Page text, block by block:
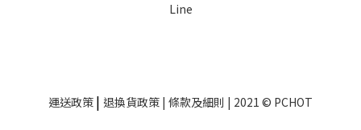
Line
運送政策 | 退換貨政策 | 條款及細則 | 2021 © PCHOT